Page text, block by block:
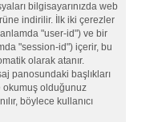
bilgisayarınızda web
indirilir. İlk iki çerezler
"user-id") ve bir
"session-id") içerir, bu
olarak atanır.
panosundaki başlıkları
olduğunuz
böylece kullanıcı